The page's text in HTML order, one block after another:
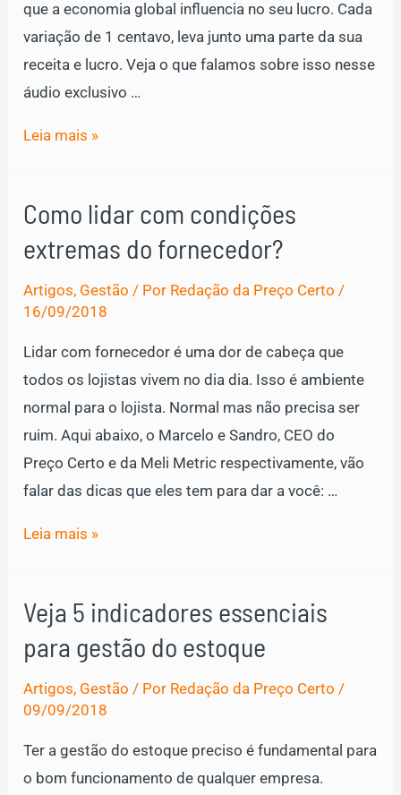
que a economia global influencia no seu lucro. Cada
variação de 1 centavo, leva junto uma parte da sua
receita e lucro. Veja o que falamos sobre isso nesse
áudio exclusivo …
O
com
o
variante
variação
de
Preços
Leia mais »
Como lidar com condições
extremas do fornecedor?
Artigos, Gestão / Por Redação da Preço Certo /
16/09/2018
Lidar com fornecedor é uma dor de cabeça que
todos os lojistas vivem no dia dia. Isso é ambiente
normal para o lojista. Normal mas não precisa ser
ruim. Aqui abaixo, o Marcelo e Sandro, CEO do
Preço Certo e da Meli Metric respectivamente, vão
falar das dicas que eles tem para dar a você: …
Como
condições
extremas
fornecedor?
Leia mais »
Veja 5 indicadores essenciais
para gestão do estoque
Artigos, Gestão / Por Redação da Preço Certo /
09/09/2018
Ter a gestão do estoque preciso é fundamental para
o bom funcionamento de qualquer empresa.